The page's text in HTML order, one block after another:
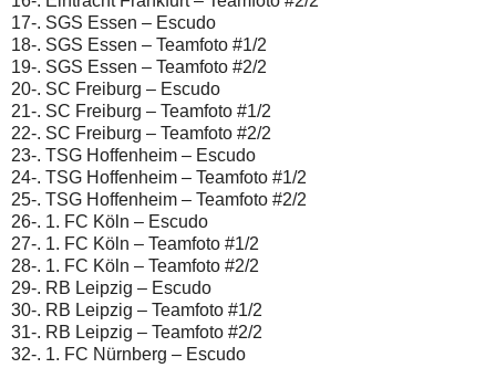
17-. SGS Essen – Escudo
18-. SGS Essen – Teamfoto #1/2
19-. SGS Essen – Teamfoto #2/2
20-. SC Freiburg – Escudo
21-. SC Freiburg – Teamfoto #1/2
22-. SC Freiburg – Teamfoto #2/2
23-. TSG Hoffenheim – Escudo
24-. TSG Hoffenheim – Teamfoto #1/2
25-. TSG Hoffenheim – Teamfoto #2/2
26-. 1. FC Köln – Escudo
27-. 1. FC Köln – Teamfoto #1/2
28-. 1. FC Köln – Teamfoto #2/2
29-. RB Leipzig – Escudo
30-. RB Leipzig – Teamfoto #1/2
31-. RB Leipzig – Teamfoto #2/2
32-. 1. FC Nürnberg – Escudo